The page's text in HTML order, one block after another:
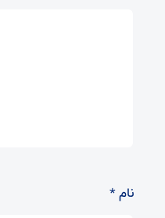
نام*